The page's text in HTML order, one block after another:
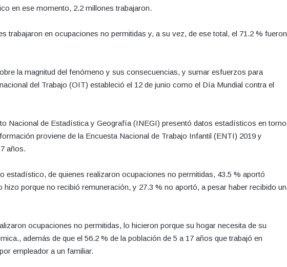
en ese momento, 2.2 millones trabajaron.
trabajaron en ocupaciones no permitidas y, a su vez, de ese total, el 71.2 % fueron
la magnitud del fenómeno y sus consecuencias, y sumar esfuerzos para
del Trabajo (OIT) estableció el 12 de junio como el Día Mundial contra el
Nacional de Estadística y Geografía (INEGI) presentó datos estadísticos en torno
proviene de la Encuesta Nacional de Trabajo Infantil (ENTI) 2019 y
años.
estadístico, de quienes realizaron ocupaciones no permitidas, 43.5 % aportó
hizo porque no recibió remuneración, y 27.3 % no aportó, a pesar haber recibido un
ocupaciones no permitidas, lo hicieron porque su hogar necesita de su
además de que el 56.2 % de la población de 5 a 17 años que trabajó en
empleador a un familiar.